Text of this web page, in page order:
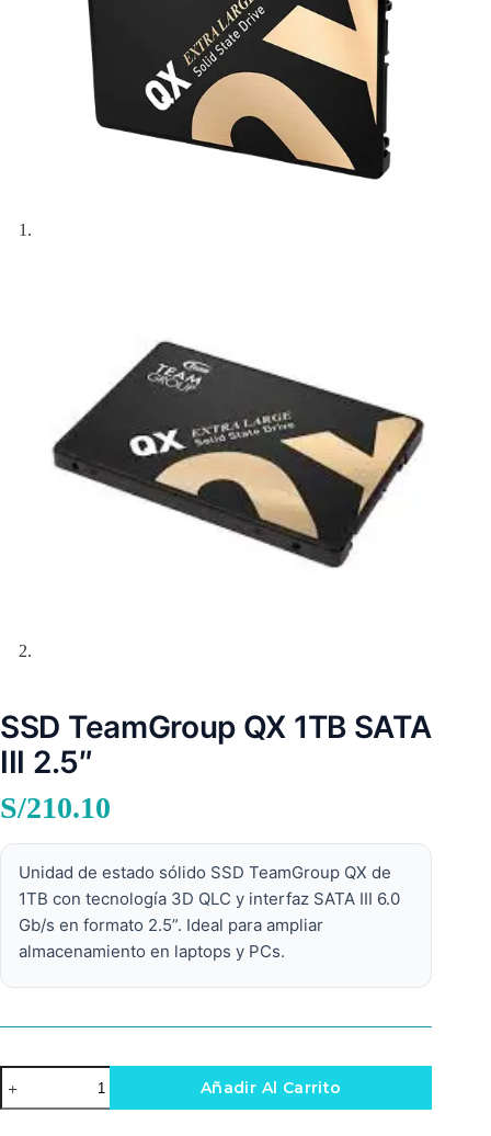
SSD TeamGroup QX 1TB SATA
III 2.5″
S/210.10
Unidad de estado sólido SSD TeamGroup QX de
1TB con tecnología 3D QLC y interfaz SATA III 6.0
Gb/s en formato 2.5”. Ideal para ampliar
almacenamiento en laptops y PCs.
SSD
TeamGroup
QX
Añadir Al Carrito